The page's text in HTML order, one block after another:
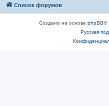
Список форумов
Создано на основе phpBB®
Русская